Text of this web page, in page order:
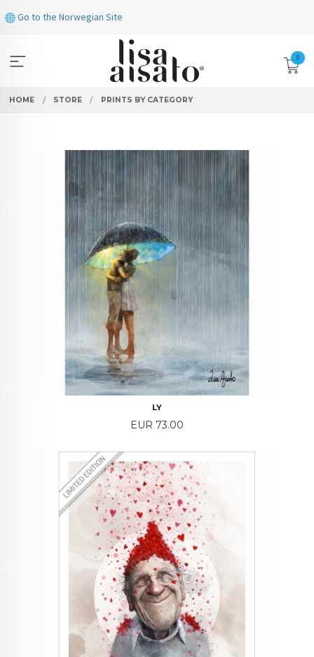
to
Go to the Norwegian Site
0
HOME STORE PRINTS BY CATEGORY
LY
Price
EUR 73.00